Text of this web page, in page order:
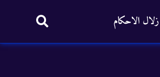
زلال الاحكام